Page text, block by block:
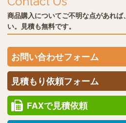
商品購入についてご不明な点があれば
い。見積も無料です。
お問い合わせフォーム
見積もり依頼フォーム
FAXで見積依頼